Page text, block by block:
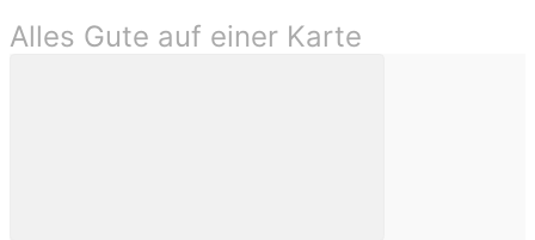
Alles Gute auf einer Karte